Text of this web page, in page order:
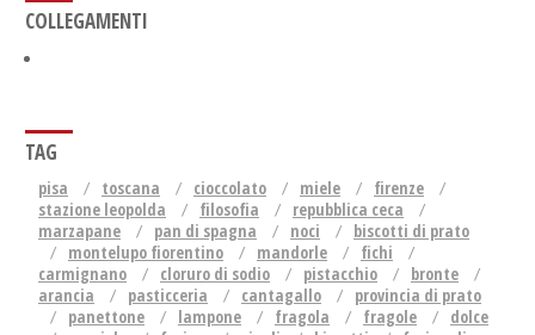
COLLEGAMENTI
TAG
pisa toscana cioccolato miele
firenze
stazione leopolda
filosofia
repubblica ceca
marzapane
pan di spagna noci
biscotti di prato
montelupo fiorentino
mandorle
fichi
carmignano
cloruro di sodio pistacchio
bronte
arancia
pasticceria cantagallo
provincia di prato
panettone
lampone fragola fragole
dolce